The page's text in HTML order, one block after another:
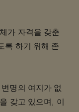
가 자격을 갖춘
록 하기 위해 존
명의 여지가 없
갖고 있으며, 이